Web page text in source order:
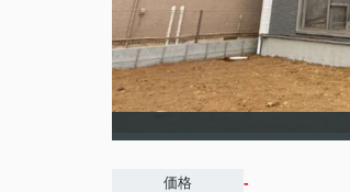
価格 -